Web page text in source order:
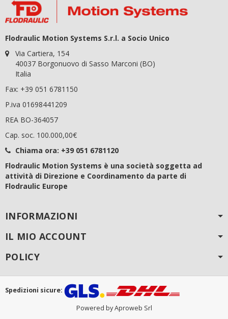
Flodraulic Motion Systems S.r.l. a Socio Unico
Via Cartiera, 154
40037 Borgonuovo di Sasso Marconi (BO)
Italia
Fax: +39 051 6781150
P.iva 01698441209
REA BO-364057
Cap. soc. 100.000,00€
Chiama ora: +39 051 6781120
Flodraulic Motion Systems è una società soggetta ad
attività di Direzione e Coordinamento da parte di
Flodraulic Europe
INFORMAZIONI
IL MIO ACCOUNT
POLICY
Spedizioni sicure:
Powered by Aproweb Srl